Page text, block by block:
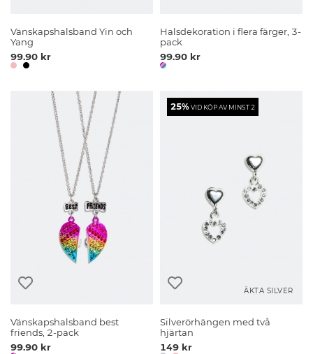
Vänskapshalsband Yin och
Yang
99.90 kr
Halsdekoration i flera färger, 3-
pack
99.90 kr
Vänskapshalsband best
friends, 2-pack
99.90 kr
25%VID KÖP AV MINST 2
ÄKTA SILVER
Silverörhängen med två
hjärtan
149 kr